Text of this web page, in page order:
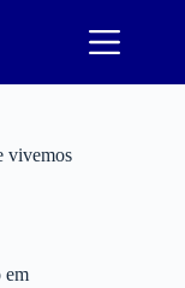
vivemos
em